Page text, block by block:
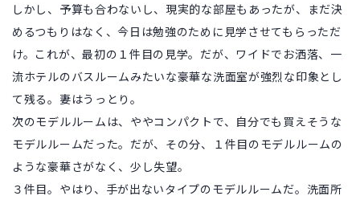
しかし、予算も合わないし、現実的な部屋もあったが、まだ決
めるつもりはなく、今日は勉強のために見学させてもらっただ
け。これが、最初の１件目の見学。だが、ワイドでお洒落、一
流ホテルのバスルームみたいな豪華な洗面室が強烈な印象とし
て残る。妻はうっとり。
次のモデルルームは、ややコンパクトで、自分でも買えそうな
モデルルームだった。だが、その分、１件目のモデルルームの
ような豪華さがなく、少し失望。
３件目。やはり、手が出ないタイプのモデルルームだ。洗面所